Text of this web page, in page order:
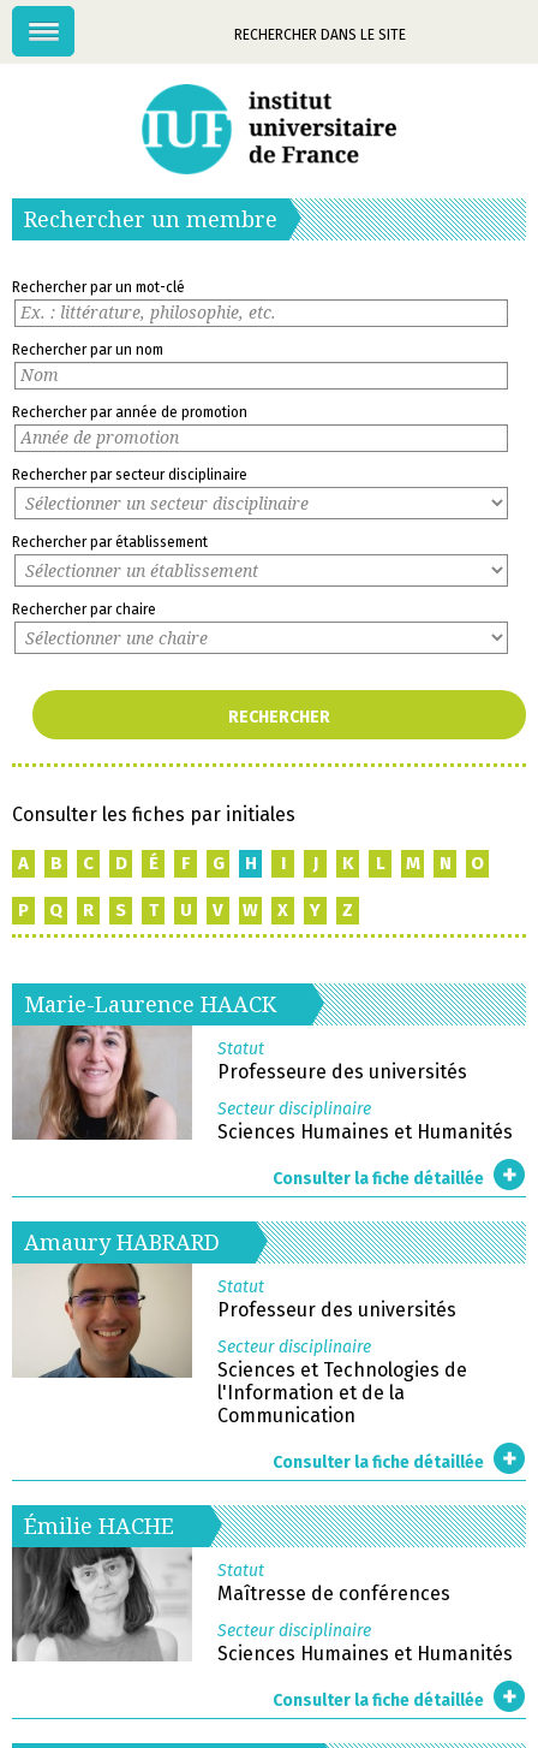
Mots-
Menu
Rechercher un membre
Rechercher par un mot-clé
Rechercher par un nom
Rechercher par année de promotion
Rechercher par secteur disciplinaire
Rechercher par établissement
Rechercher par chaire
Consulter les fiches par initiales
A B C D É F G H I J K L M N O
P Q R S T U V W X Y Z
Marie-Laurence HAACK
Statut
Professeure des universités
Secteur disciplinaire
Sciences Humaines et Humanités
Consulter la fiche détaillée
AmauryHABRARD
Statut
Professeur des universités
Secteur disciplinaire
Sciences et Technologies de
l'Information et de la
Communication
Consulter la fiche détaillée
Émilie HACHE
Statut
Maîtresse de conférences
Secteur disciplinaire
Sciences Humaines et Humanités
Consulter la fiche détaillée